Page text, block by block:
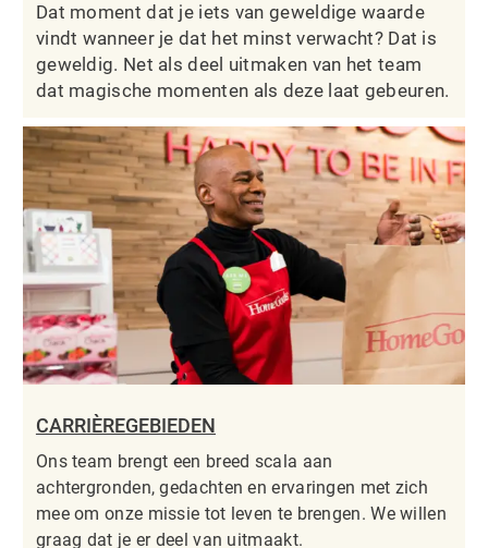
Dat moment dat je iets van geweldige waarde
vindt wanneer je dat het minst verwacht? Dat is
geweldig. Net als deel uitmaken van het team
dat magische momenten als deze laat gebeuren.
CARRIÈREGEBIEDEN
Ons team brengt een breed scala aan
achtergronden, gedachten en ervaringen met zich
mee om onze missie tot leven te brengen. We willen
graag dat je er deel van uitmaakt.